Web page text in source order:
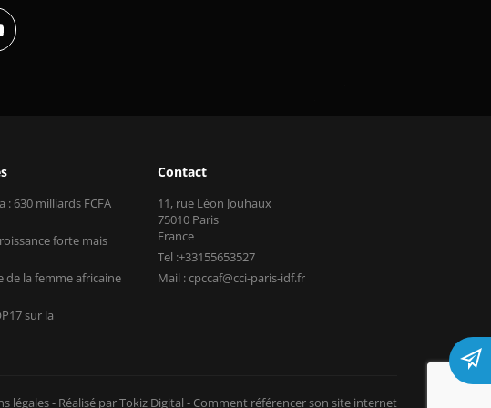
: 630 milliards FCFA
forte mais
de la femme africaine
sur la
Contact
11, rue Léon Jouhaux
75010 Paris
France
Tel :+33155653527
Mail : cpccaf@cci-paris-idf.fr
légales- Réalisé par Tokiz Digital - Comment référencer son site internet